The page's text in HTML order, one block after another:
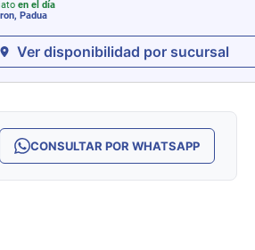
en el día
Padua
Ver disponibilidad por sucursal
CONSULTAR POR WHATSAPP